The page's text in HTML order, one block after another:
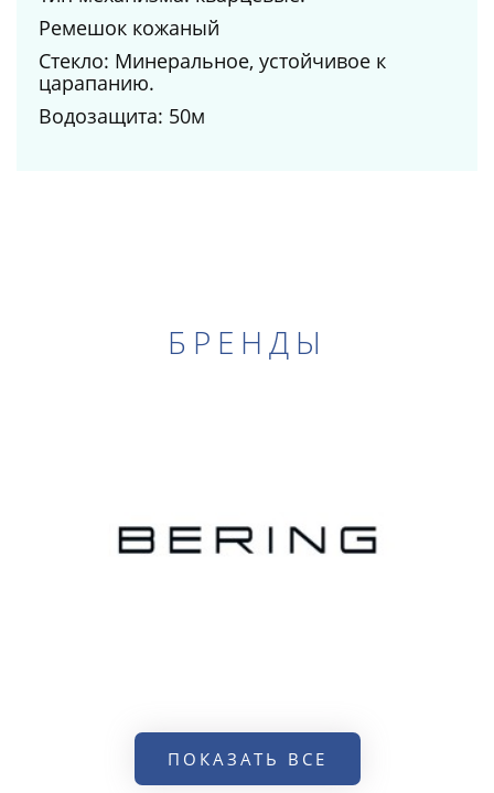
Ремешок кожаный
Стекло: Минеральное, устойчивое к
царапанию.
Водозащита: 50м
БРЕНДЫ
ПОКАЗАТЬ ВСЕ